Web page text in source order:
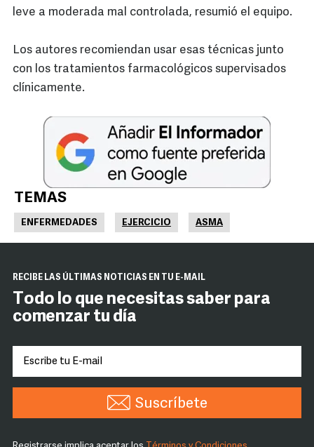
leve a moderada mal controlada, resumió el equipo.
Los autores recomiendan usar esas técnicas junto
con los tratamientos farmacológicos supervisados
clínicamente.
TEMAS
ENFERMEDADES EJERCICIO ASMA
RECIBE LAS ÚLTIMAS NOTICIAS EN TU E-MAIL
Todo lo que necesitas saber para
comenzar tu día
Suscríbete